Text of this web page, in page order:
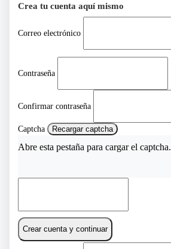
Crea tu cuenta aquí mismo
Correo electrónico
Contraseña
Confirmar contraseña
Captcha Recargar captcha
Abre esta pestaña para cargar el captcha.
Crear cuenta y continuar